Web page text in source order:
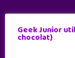
Geek Junior
chocolat)